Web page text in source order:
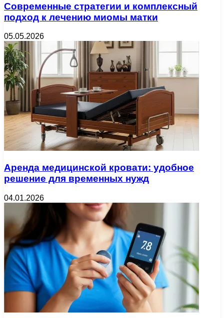
Современные стратегии и комплексный
подход к лечению миомы матки
05.05.2026
Аренда медицинской кровати: удобное
решение для временных нужд
04.01.2026